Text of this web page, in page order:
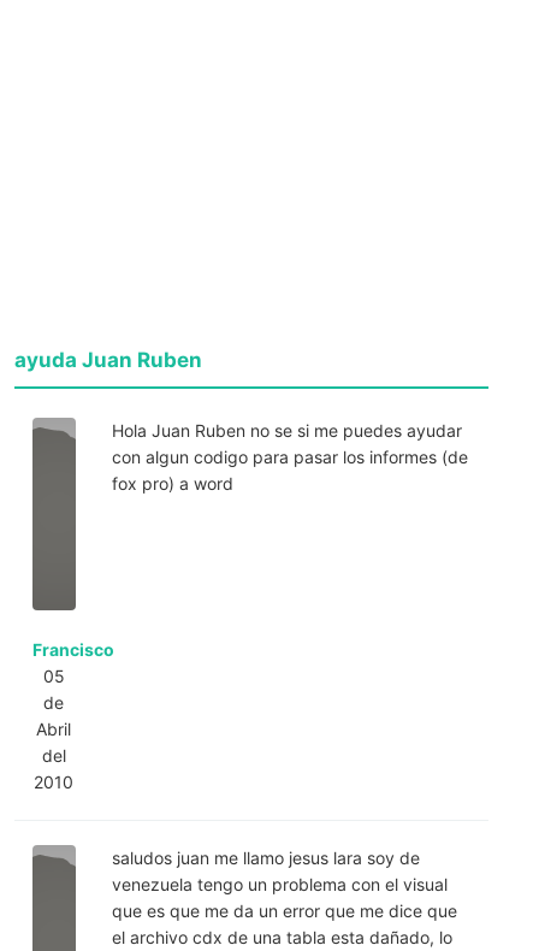
ayuda Juan Ruben
Francisco
05
de
Abril
del
2010
Hola Juan Ruben no se si me puedes ayudar
con algun codigo para pasar los informes (de
fox pro) a word
saludos juan me llamo jesus lara soy de
venezuela tengo un problema con el visual
que es que me da un error que me dice que
el archivo cdx de una tabla esta dañado, lo